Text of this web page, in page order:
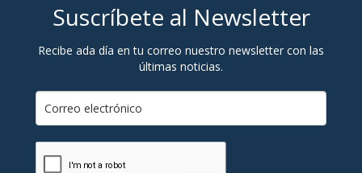
Suscríbete al Newsletter
Recibe ada día en tu correo nuestro newsletter con las
últimas noticias.